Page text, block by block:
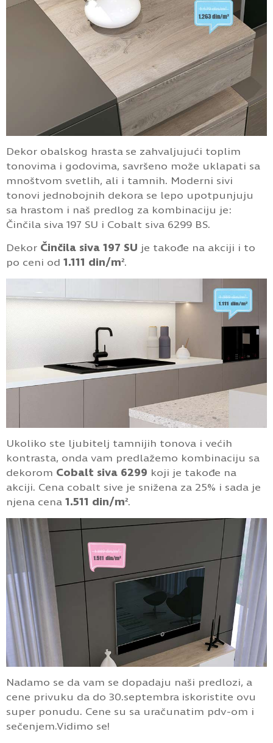
Dekor obalskog hrasta se zahvaljujući toplim
tonovima i godovima, savršeno može uklapati sa
mnoštvom svetlih, ali i tamnih. Moderni sivi
tonovi jednobojnih dekora se lepo upotpunjuju
sa hrastom i naš predlog za kombinaciju je:
Činčila siva 197 SU i Cobalt siva 6299 BS.
Dekor Činčila siva 197 SU je takođe na akciji i to
po ceni od 1.111 din/m².
Ukoliko ste ljubitelj tamnijih tonova i većih
kontrasta, onda vam predlažemo kombinaciju sa
dekorom Cobalt siva 6299 koji je takođe na
akciji. Cena cobalt sive je snižena za 25% i sada je
njena cena 1.511 din/m².
Nadamo se da vam se dopadaju naši predlozi, a
cene privuku da do 30.septembra iskoristite ovu
super ponudu. Cene su sa uračunatim pdv-om i
sečenjem.Vidimo se!